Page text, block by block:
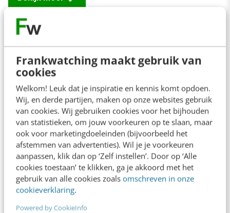
Frankwatching maakt gebruik van
cookies
Welkom! Leuk dat je inspiratie en kennis komt opdoen.
Wij, en derde partijen, maken op onze websites gebruik
van cookies. Wij gebruiken cookies voor het bijhouden
van statistieken, om jouw voorkeuren op te slaan, maar
ook voor marketingdoeleinden (bijvoorbeeld het
afstemmen van advertenties). Wil je je voorkeuren
aanpassen, klik dan op ‘Zelf instellen’. Door op ‘Alle
cookies toestaan’ te klikken, ga je akkoord met het
gebruik van alle cookies zoals omschreven in onze
cookieverklaring.
Powered by CookieInfo
Contact Redactie
redactie@frankwatching.com
+31 30 200 1045
Tarieven
Meer contactopties
Frankwatching
Adverteren